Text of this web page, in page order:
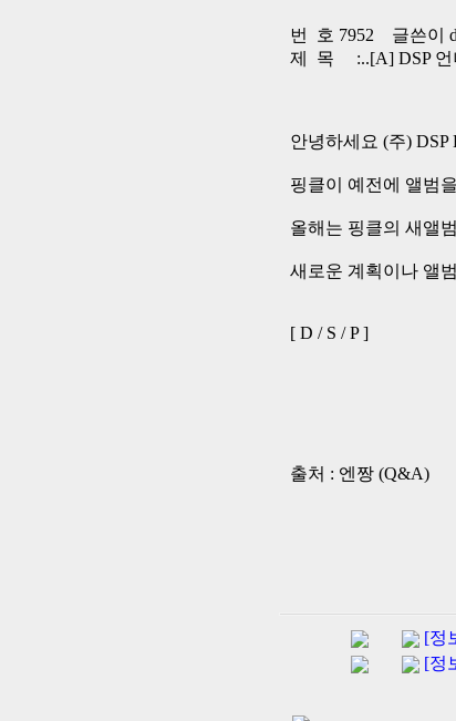
번 호 7952 글쓴이
제 목 :..[A] DSP 언
안녕하세요 (주) DSP
핑클이 예전에 앨범
올해는 핑클의 새앨
새로운 계획이나 앨
[ D / S / P ]
출처 : 엔짱 (Q&A)
[정
[정